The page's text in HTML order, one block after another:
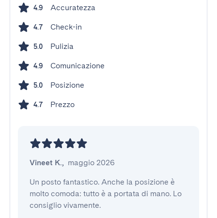
4.9 Accuratezza
4.7 Check-in
5.0 Pulizia
4.9 Comunicazione
5.0 Posizione
4.7 Prezzo
Vineet K., maggio 2026
Un posto fantastico. Anche la posizione è
molto comoda: tutto è a portata di mano. Lo
consiglio vivamente.